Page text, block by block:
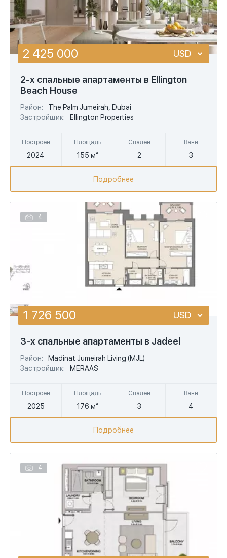
2-х спальные апартаменты в Ellington
Beach House
Район:
The Palm Jumeirah, Dubai
Застройщик:
Ellington Properties
Построен
2024
Площадь
155 м²
Спален
2
Ванн
3
2 425 000 USD
Подробнее
4
3-х спальные апартаменты в Jadeel
Район:
Madinat Jumeirah Living (MJL)
Застройщик:
MERAAS
Построен
2025
Площадь
176 м²
Спален
3
Ванн
4
1 726 500 USD
USD
Подробнее
4